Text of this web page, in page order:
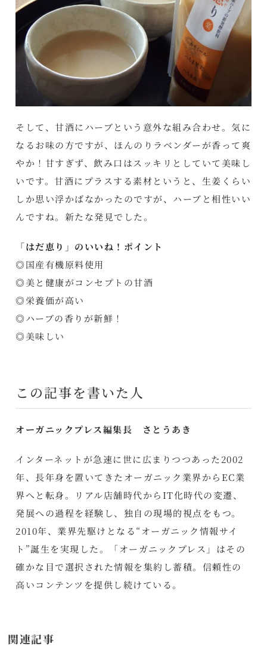
そして、甘酒にハーブという意外な組み合わせ。気に
なるお味の方ですが、ほんのりラベンダーが香って爽
やか！甘すぎず、飲み口はスッキリとしていて美味し
いです。甘酒にプラスする素材というと、生姜くらい
しか思い浮かばなかったのですが、ハーブと相性いい
んですね。新たな発見でした。
「はだ恵り」のいいね！ポイント
◎国産有機原料使用
◎美と健康がコンセプトの甘酒
◎栄養価が高い
◎ハーブの香りが新鮮！
◎美味しい
この記事を書いた人
オーガニックプレス編集長 さとうあき
インターネットが急速に世に広まりつつあった2002
年、長年身を置いてきたオーガニック業界からEC業
界へと転身。リアル店舗時代からIT化時代の変遷、
発展への過程を経験し、独自の現場的視点をもつ。
2010年、業界先駆けとなる“オーガニック情報サイ
ト”誕生を実現した。「オーガニックプレス」はその
確かな目で選択された情報を集約し蓄積。信頼性の
高いコンテンツを提供し続けている。
関連記事